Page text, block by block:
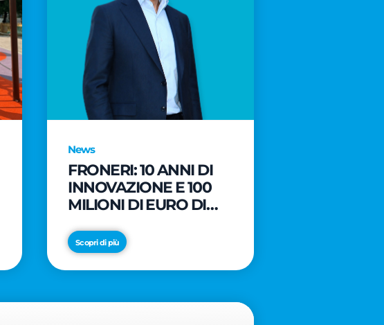
News
FRONERI: 10 ANNI DI
INNOVAZIONE E 100
MILIONI DI EURO DI
PER LO SVILUPPO DEL
MERCATO ITALIANO
DEL GELATO
Scopri di più